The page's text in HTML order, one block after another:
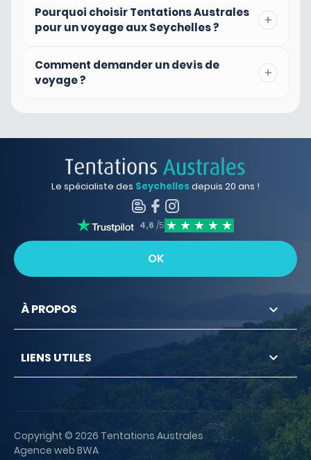
Pourquoi choisir Tentations Australes
pour un voyage aux Seychelles ?
+
Comment demander un devis de
voyage ?
+
Le spécialiste des Seychellesdepuis 20 ans !
4,6 /5
À PROPOS 
LIENS UTILES 
Copyright © 2026 Tentations Australes
Agence web BWA